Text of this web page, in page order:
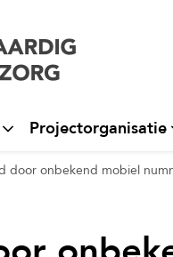
Projectorganisatie
door onbekend mobiel